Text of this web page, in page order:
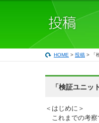
HOME > 投稿 > 「
「検証ユニ
＜はじめに＞
これまでの考察